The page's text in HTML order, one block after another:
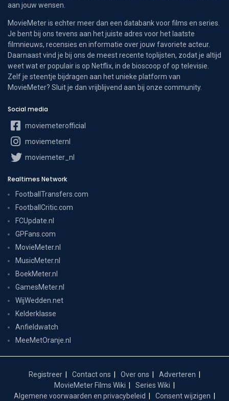
aan jouw wensen.
MovieMeter is echter meer dan een databank voor films en series.
Je bent bij ons tevens aan het juiste adres voor het laatste
filmnieuws, recensies en informatie over jouw favoriete acteur.
Daarnaast vind je bij ons de meest recente toplijsten, zodat je altijd
weet wat er populair is op Netflix, in de bioscoop of op televisie.
Zelf je steentje bijdragen aan het unieke platform van
MovieMeter? Sluit je dan vrijblijvend aan bij onze community.
Social media
moviemeterofficial
moviemeternl
moviemeter_nl
Realtimes Network
FootballTransfers.com
FootballCritic.com
FCUpdate.nl
GPFans.com
MovieMeter.nl
MusicMeter.nl
BoekMeter.nl
GamesMeter.nl
WijWedden.net
Kelderklasse
Anfieldwatch
MeeMetOranje.nl
Registreer Contact ons Over ons
Adverteren
MovieMeter Films Wiki
Series Wiki
Algemene voorwaarden en privacybeleid
Consent wijzigen